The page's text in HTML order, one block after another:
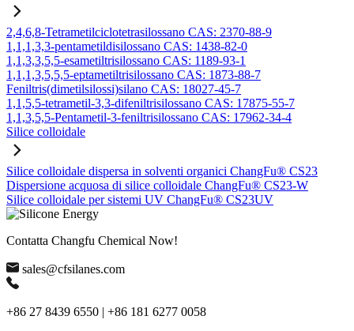
2,4,6,8-Tetrametilciclotetrasilossano CAS: 2370-88-9
1,1,1,3,3-pentametildisilossano CAS: 1438-82-0
1,1,3,3,5,5-esametiltrisilossano CAS: 1189-93-1
1,1,1,3,5,5,5-eptametiltrisilossano CAS: 1873-88-7
Feniltris(dimetilsilossi)silano CAS: 18027-45-7
1,1,5,5-tetrametil-3,3-difeniltrisilossano CAS: 17875-55-7
1,1,3,5,5-Pentametil-3-feniltrisilossano CAS: 17962-34-4
Silice colloidale
Silice colloidale dispersa in solventi organici ChangFu® CS23
Dispersione acquosa di silice colloidale ChangFu® CS23-W
Silice colloidale per sistemi UV ChangFu® CS23UV
Contatta Changfu Chemical Now!
sales@cfsilanes.com
+86 27 8439 6550 | +86 181 6277 0058